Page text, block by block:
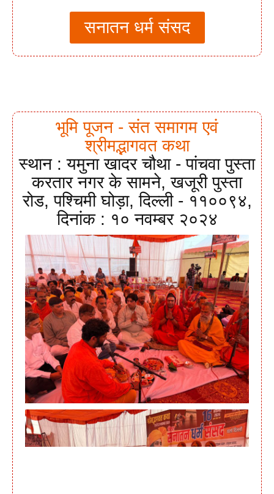
सनातन धर्म संसद
भूमि पूजन - संत समागम एवं
श्रीमद्भागवत कथा
स्थान : यमुना खादर चौथा - पांचवा पुस्ता
करतार नगर के सामने, खजूरी पुस्ता
रोड, पश्चिमी घोड़ा, दिल्ली - ११००९४,
दिनांक : १० नवम्बर २०२४